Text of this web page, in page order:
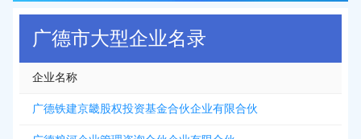
广德市大型企业名录
企业名称
广德铁建京畿股权投资基金合伙企业有限合伙